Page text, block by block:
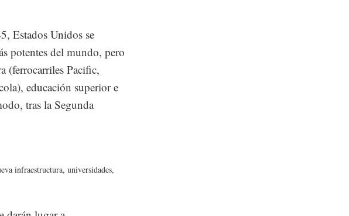
Estados Unidos se
potentes del mundo, pero
(ferrocarriles Pacific,
educación superior e
tras la Segunda
infraestructura, universidades,